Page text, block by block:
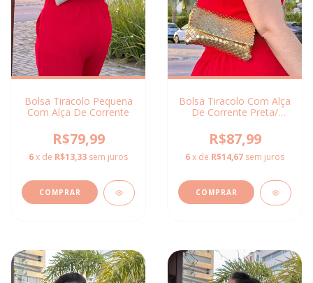
Bolsa Tiracolo Pequena
Com Alça De Corrente
R$79,99
6x de R$13,33 sem juros
COMPRAR
Bolsa Tiracolo Com Alça
De Corrente Preta/
R$87,99
6x de R$14,67 sem juros
COMPRAR